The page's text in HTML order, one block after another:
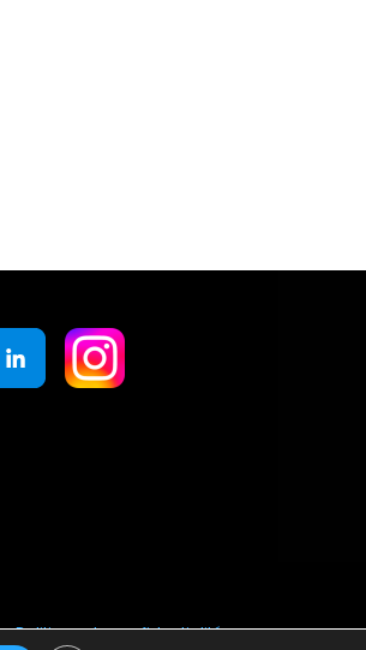
Politique de confidentialité